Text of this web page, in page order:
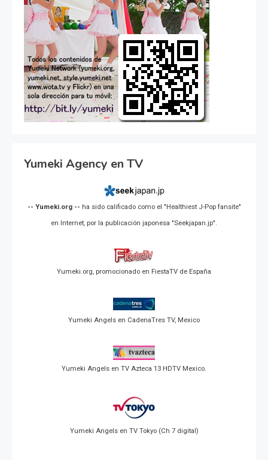
Yumeki Agency en TV
-- Yumeki.org -- ha sido calificado como el "Healthiest J-Pop fansite"
en Internet, por la publicación japonesa "Seekjapan.jp".
Yumeki.org, promocionado en FiestaTV de España
Yumeki Angels en CadenaTres TV, Mexico
Yumeki Angels en TV Azteca 13 HDTV Mexico.
Yumeki Angels en TV Tokyo (Ch 7 digital)